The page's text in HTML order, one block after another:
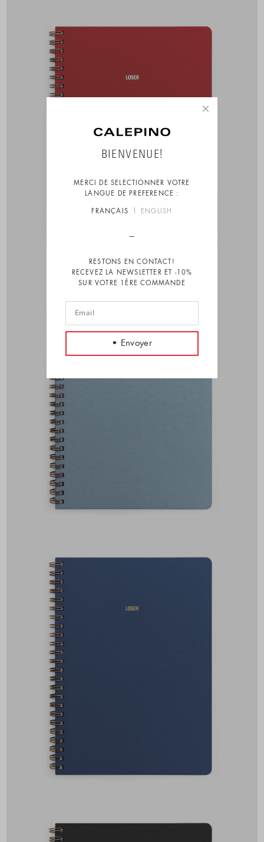
×
BIENVENUE!
MERCI DE SELECTIONNER VOTRE
LANGUE DE PREFERENCE :
FRANÇAIS ENGLISH
RESTONS EN CONTACT!
RECEVEZ LA NEWSLETTER ET -10%
SUR VOTRE 1ÈRE COMMANDE